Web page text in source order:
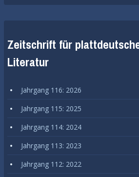
Zeitschrift für
Literatur
Jahrgang 116: 2026
Jahrgang 115: 2025
Jahrgang 114: 2024
Jahrgang 113: 2023
Jahrgang 112: 2022